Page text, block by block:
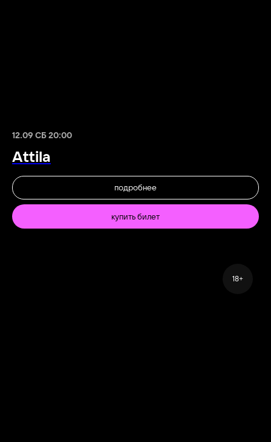
12.09 СБ 20:00
Attila
подробнее
купить билет
18+